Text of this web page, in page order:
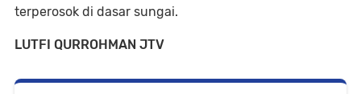
terperosok di dasar sungai.
LUTFI QURROHMAN JTV